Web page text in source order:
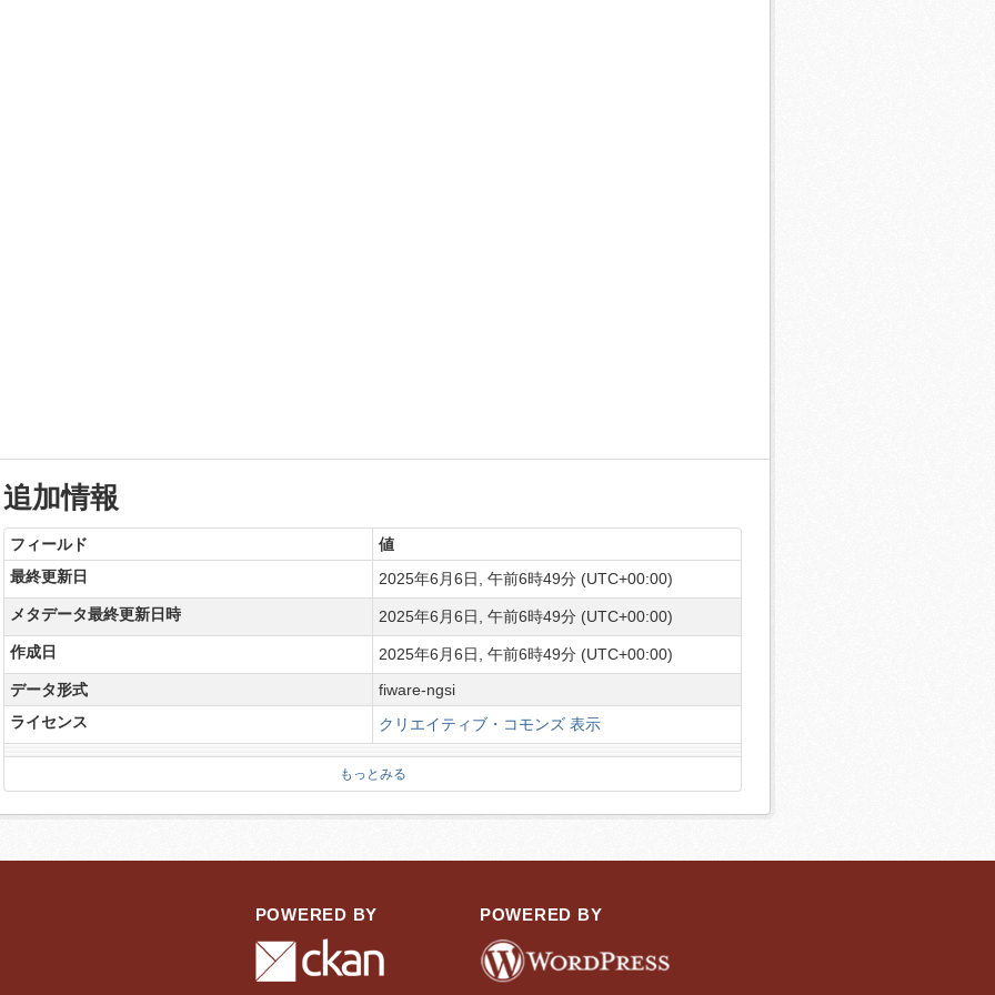
追加情報
フィールド
値
最終更新日
2025年6月6日, 午前6時49分 (UTC+00:00)
メタデータ最終更新日時
2025年6月6日, 午前6時49分 (UTC+00:00)
作成日
2025年6月6日, 午前6時49分 (UTC+00:00)
データ形式
fiware-ngsi
ライセンス
クリエイティブ・コモンズ 表示
もっとみる
POWERED BY POWERED BY